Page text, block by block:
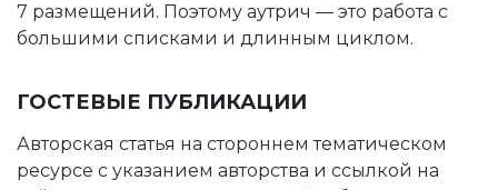
7 размещений. Поэтому аутрич — это работа с
большими списками и длинным циклом.
ГОСТЕВЫЕ ПУБЛИКАЦИИ
Авторская статья на стороннем тематическом
ресурсе с указанием авторства и ссылкой на